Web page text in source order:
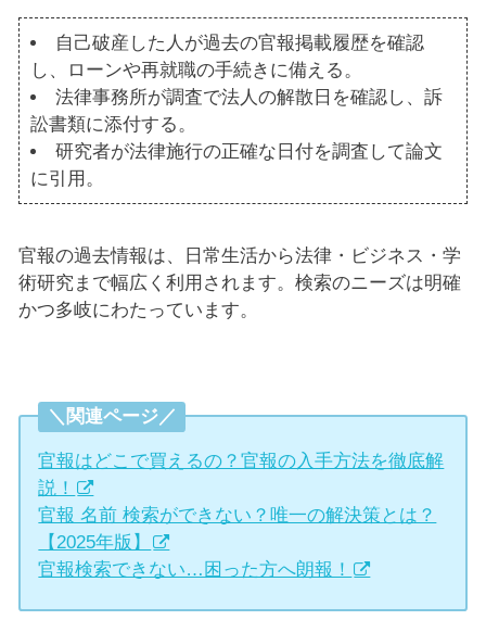
自己破産した人が過去の官報掲載履歴を確認
し、ローンや再就職の手続きに備える。
法律事務所が調査で法人の解散日を確認し、訴
訟書類に添付する。
研究者が法律施行の正確な日付を調査して論文
に引用。
官報の過去情報は、日常生活から法律・ビジネス・学
術研究まで幅広く利用されます。検索のニーズは明確
かつ多岐にわたっています。
＼関連ページ／
官報はどこで買えるの？官報の入手方法を徹底解
説！
官報 名前 検索ができない？唯一の解決策とは？
【2025年版】
官報検索できない…困った方へ朗報！